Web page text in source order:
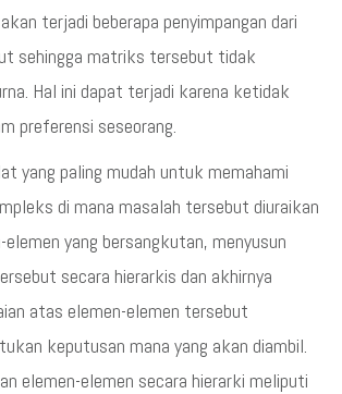
terjadi beberapa penyimpangan dari
sehingga matriks tersebut tidak
Hal ini dapat terjadi karena ketidak
preferensi seseorang.
yang paling mudah untuk memahami
di mana masalah tersebut diuraikan
yang bersangkutan, menyusun
secara hierarkis dan akhirnya
atas elemen-elemen tersebut
keputusan mana yang akan diambil.
elemen-elemen secara hierarki meliputi